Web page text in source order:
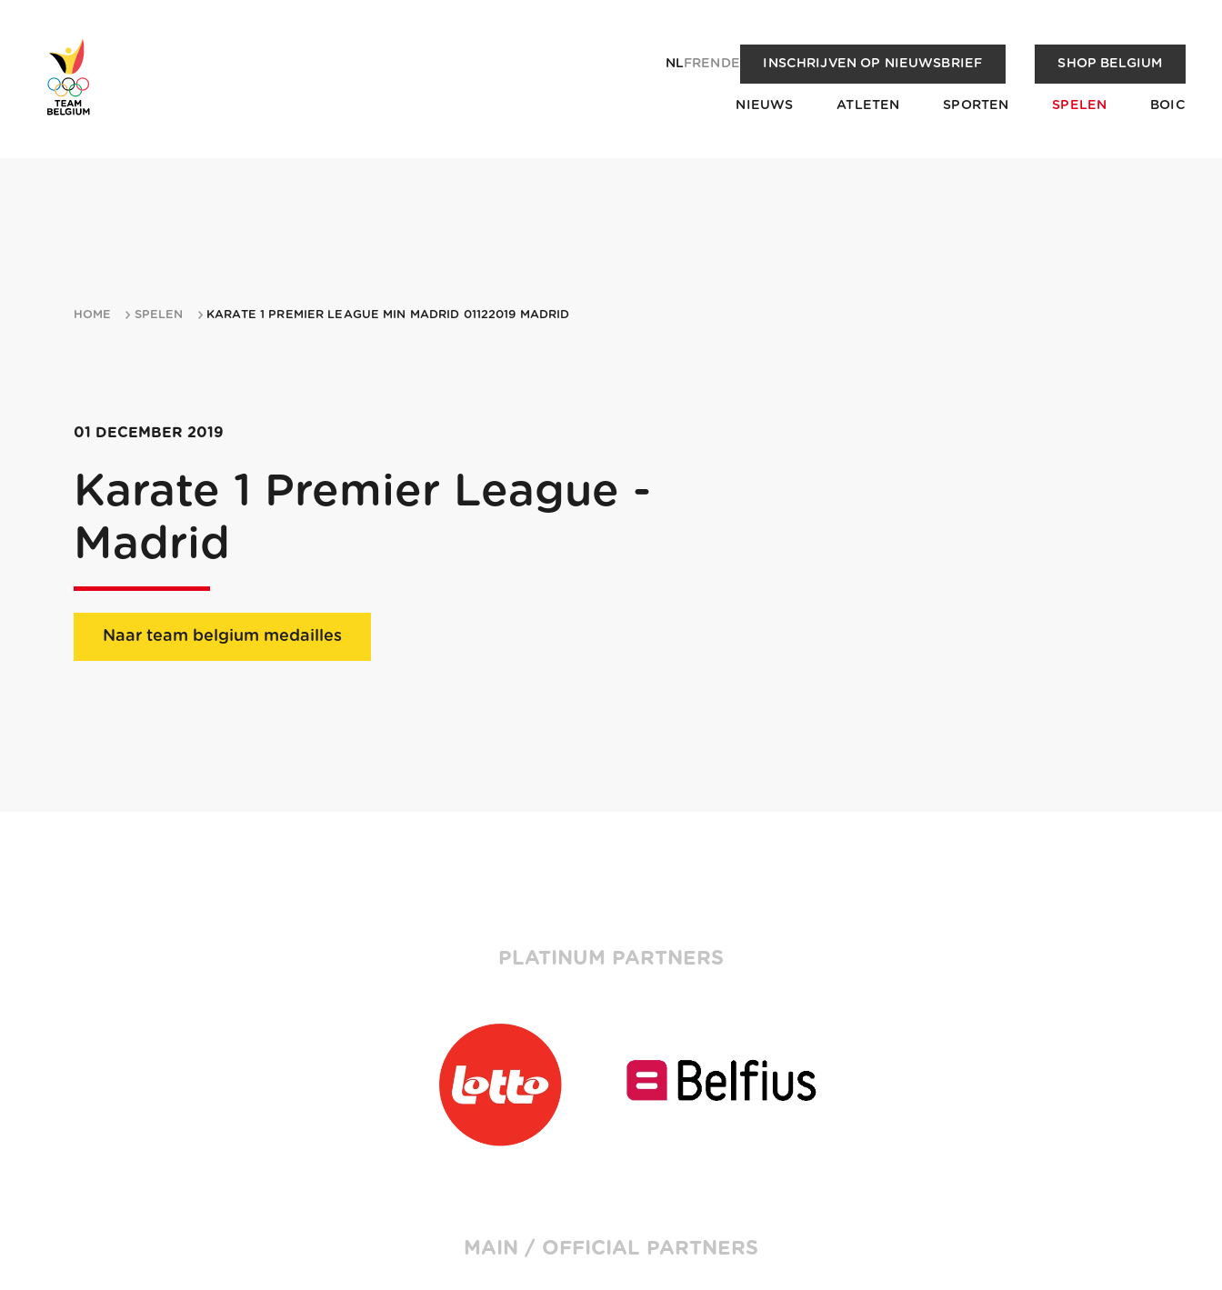
NLFREN DE INSCHRIJVEN OP NIEUWSBRIEF SHOP BELGIUM
NIEUWS ATLETEN SPORTEN SPELEN BOIC
HOME SPELEN KARATE 1 PREMIER LEAGUE MIN MADRID 01122019 MADRID
01 DECEMBER 2019
Karate 1 Premier League -
Madrid
Naar team belgium medailles
PLATINUM PARTNERS
MAIN / OFFICIAL PARTNERS